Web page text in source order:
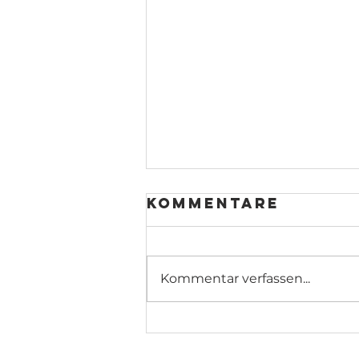
Kommentare
Kommentar verfassen...